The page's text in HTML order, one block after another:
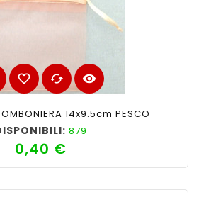
favorite_border cached visibility
14x9.5cm PESCO
879
0,40 €Prezzo